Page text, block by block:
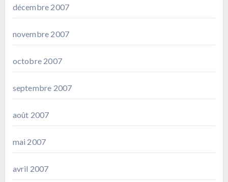
décembre 2007
novembre 2007
octobre 2007
septembre 2007
août 2007
mai 2007
avril 2007